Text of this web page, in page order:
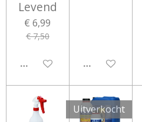
Levend
€ 6,99
€ 7,50
UITGESCHAKELD
Uitverkocht